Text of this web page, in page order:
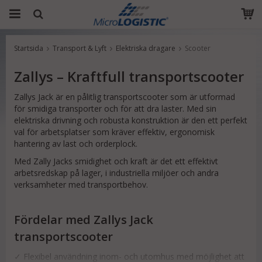
Produkten har blivit tillagd i varukorgen
Startsida Transport & Lyft Elektriska dragare Scooter
Zallys – Kraftfull transportscooter
Zallys Jack är en pålitlig transportscooter som är utformad
för smidiga transporter och för att dra laster. Med sin
elektriska drivning och robusta konstruktion är den ett perfekt
val för arbetsplatser som kräver effektiv, ergonomisk
hantering av last och orderplock.
Med Zally Jacks smidighet och kraft är det ett effektivt
arbetsredskap på lager, i industriella miljöer och andra
verksamheter med transportbehov.
Fördelar med Zallys Jack
transportscooter
✓ Flexibel användning inom- och utomhus med möjlighet att